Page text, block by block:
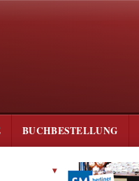
BUCHBESTELLUNG